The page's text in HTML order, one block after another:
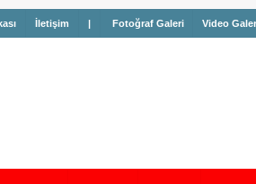
İletişim | Fotoğraf Galeri Video